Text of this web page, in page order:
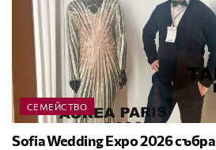
СЕМЕЙСТВО
Sofia Wedding Expo 2026